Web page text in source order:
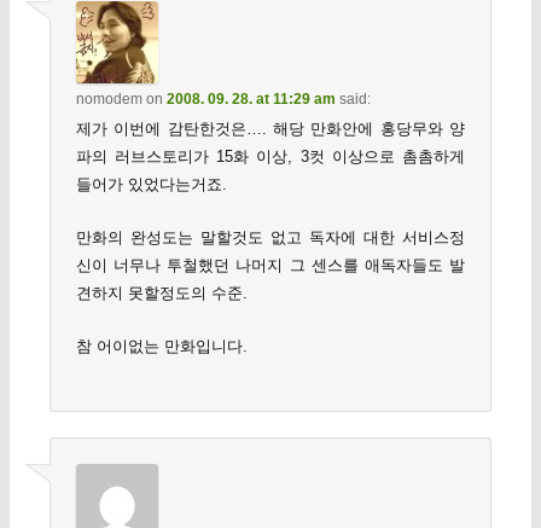
nomodemon 2008. 09. 28. at 11:29 am said:
제가 이번에 감탄한것은…. 해당 만화안에 홍당무와 양
파의 러브스토리가 15화 이상, 3컷 이상으로 촘촘하게
들어가 있었다는거죠.
만화의 완성도는 말할것도 없고 독자에 대한 서비스정
신이 너무나 투철했던 나머지 그 센스를 애독자들도 발
견하지 못할정도의 수준.
참 어이없는 만화입니다.